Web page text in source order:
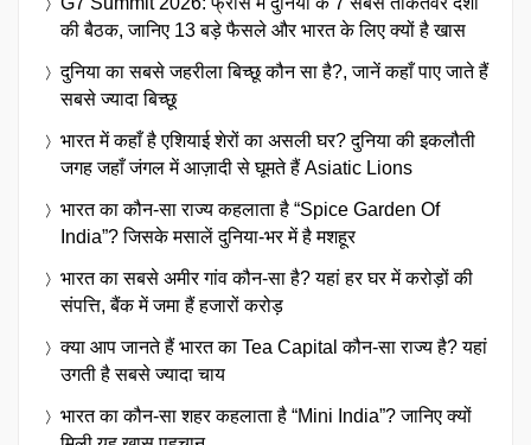
की बैठक, जानिए 13 बड़े फैसले और भारत के लिए क्यों है खास
दुनिया का सबसे जहरीला बिच्छू कौन सा है?, जानें कहाँ पाए जाते हैं
सबसे ज्यादा बिच्छू
भारत में कहाँ है एशियाई शेरों का असली घर? दुनिया की इकलौती
जगह जहाँ जंगल में आज़ादी से घूमते हैं Asiatic Lions
भारत का कौन-सा राज्य कहलाता है “Spice Garden Of
India”? जिसके मसालें दुनिया-भर में है मशहूर
भारत का सबसे अमीर गांव कौन-सा है? यहां हर घर में करोड़ों की
संपत्ति, बैंक में जमा हैं हजारों करोड़
क्या आप जानते हैं भारत का Tea Capital कौन-सा राज्य है? यहां
उगती है सबसे ज्यादा चाय
भारत का कौन-सा शहर कहलाता है “Mini India”? जानिए क्यों